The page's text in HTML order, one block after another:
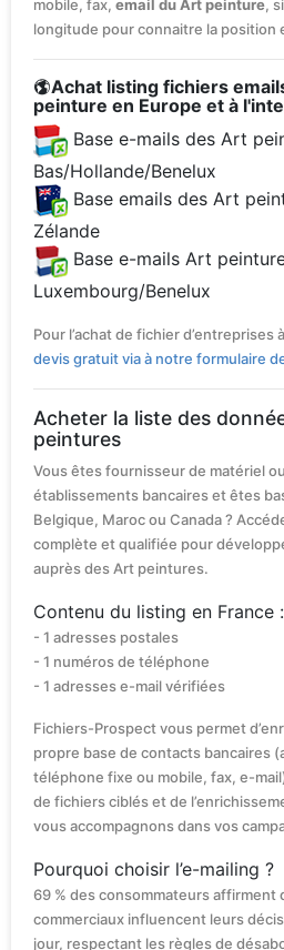
mobile, fax, email du Art peinture,
longitude pour connaitre la position
Achat listing fichiers
peinture en Europe et à
Base e-mails des Art
Bas/Hollande/Benelux
Base emails des Art
Zélande
Base e-mails Art
Luxembourg/Benelux
Pour l’achat de fichier d’entreprises
devis gratuit via à notre formulaire
Acheter la liste des
peintures
Vous êtes fournisseur de matériel
établissements bancaires et êtes
Belgique, Maroc ou Canada ?
complète et qualifiée pour
auprès des Art peintures.
Contenu du listing en France :
- 1 adresses postales
- 1 numéros de téléphone
- 1 adresses e-mail vérifiées
Fichiers-Prospect vous permet
propre base de contacts bancaires
téléphone fixe ou mobile, fax, e-
de fichiers ciblés et de
vous accompagnons dans vos
Pourquoi choisir l’e-mailing ?
69 % des consommateurs affirment
commerciaux influencent leurs
jour, respectant les règles de